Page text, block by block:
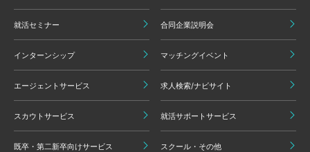
就活セミナー 合同企業説明会
インターンシップ マッチングイベント
エージェントサービス 求人検索/ナビサイト
スカウトサービス 就活サポートサービス
既卒・第二新卒向けサービス スクール・その他